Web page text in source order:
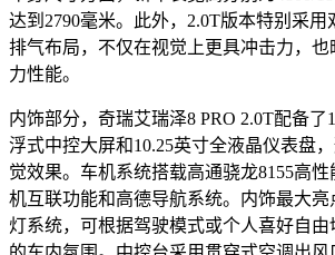
达到2790毫米。此外，2.0T版本特别采
排气布局，不仅在视觉上更具冲击力，
力性能。
内饰部分，奇瑞艾瑞泽8 PRO 2.0T配备了
浮式中控大屏和10.25英寸全液晶仪表盘
觉效果。车机系统搭载高通骁龙8155高
机互联功能和高德导航系统。内饰最大亮
灯系统，可根据驾驶模式或个人喜好自